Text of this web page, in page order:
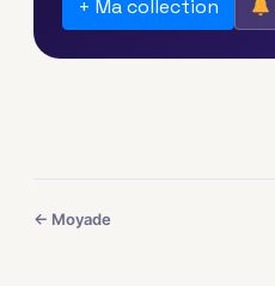
+ Ma collection
← Moyade